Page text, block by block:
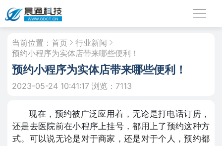
当前位置： 首页
行业新闻
预约小程序为实体店带来哪些便利！
预约小程序为实体店带来哪些便利！
2023-05-24 10:41:17 浏览：7113
现在，预约被广泛应用着，无论是打电话订房，
还是去医院前在小程序上挂号，都用上了预约这种方
式。可以说无论是对于商家，还是对于个人，预约都